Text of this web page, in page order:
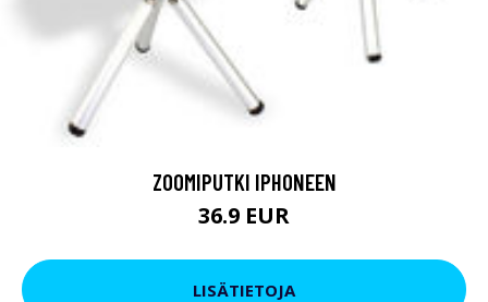
ZOOMIPUTKI IPHONEEN
36.9 EUR
LISÄTIETOJA